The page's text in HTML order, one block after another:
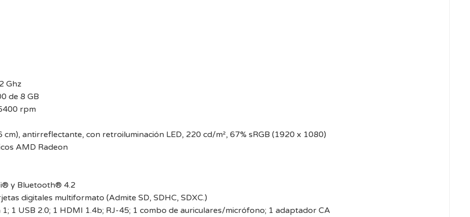
Ghz
de 8 GB
rpm
cm), antirreflectante, con retroiluminación LED, 220 cd/m², 67% sRGB (1920 x 1080)
AMD Radeon
y Bluetooth® 4.2
digitales multiformato (Admite SD, SDHC, SDXC.)
1 USB 2.0; 1 HDMI 1.4b; RJ-45; 1 combo de auriculares/micrófono; 1 adaptador CA